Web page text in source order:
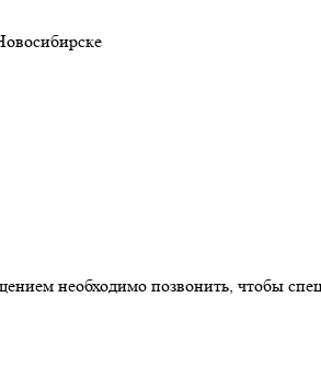
необходимо позвонить, чтобы